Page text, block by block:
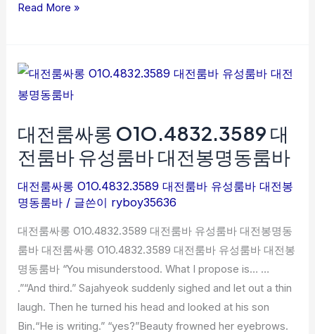
Read More »
대전룸싸롱 O1O.4832.3589 대
전룸바 유성룸바 대전봉명동룸바
대전룸싸롱 O1O.4832.3589 대전룸바 유성룸바 대전봉
명동룸바 / 글쓴이 ryboy35636
대전룸싸롱 O1O.4832.3589 대전룸바 유성룸바 대전봉명동
룸바 대전룸싸롱 O1O.4832.3589 대전룸바 유성룸바 대전봉
명동룸바 “You misunderstood. What I propose is… …
.”“And third.” Sajahyeok suddenly sighed and let out a thin
laugh. Then he turned his head and looked at his son
Bin.“He is writing.” “yes?”Beauty frowned her eyebrows.
대
전
싸
O1O.4832.3589
대
전
룸